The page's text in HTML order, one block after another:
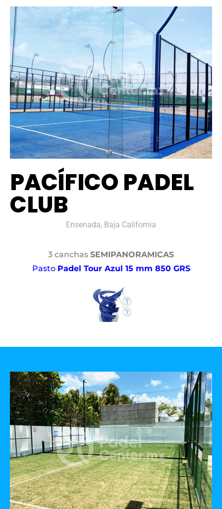
PACÍFICO PADEL
CLUB
Ensenada, Baja California
3 canchas SEMIPANORAMICAS
Pasto Padel Tour Azul 15 mm 850 GRS